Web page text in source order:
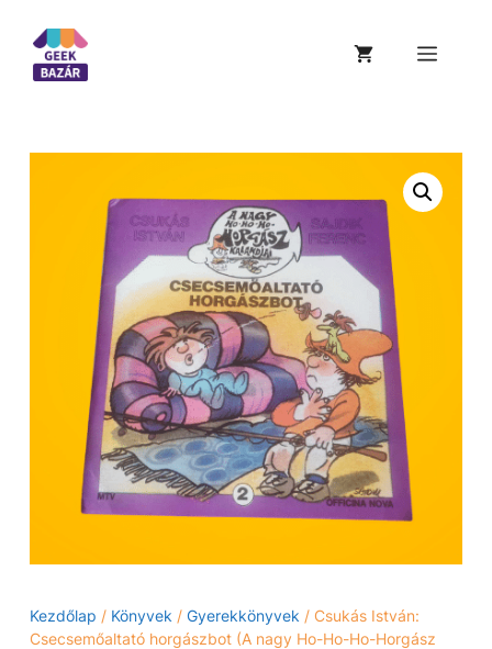
Kezdőlap / Könyvek / Gyerekkönyvek / Csukás István:
Csecsemőaltató ​horgászbot (A nagy Ho-Ho-Ho-Horgász